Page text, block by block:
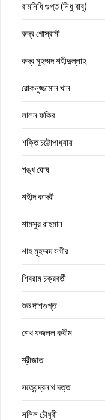
রামনিধি গুপ্ত (নিধু বাবু)
রুদ্র গোস্বামী
রুদ্র মুহম্মদ শহীদুল্লাহ
রোকনুজ্জামান খান
লালন ফকির
শক্তি চট্টোপাধ্যায়
শঙ্খ ঘোষ
শহীদ কাদরী
শামসুর রাহমান
শাহ মুহম্মদ সগীর
শিবরাম চক্রবর্তী
শুভ দাশগুপ্ত
শেখ ফজলল করীম
শ্রীজাত
সত্যেন্দ্রনাথ দত্ত
সলিল চৌধুরী